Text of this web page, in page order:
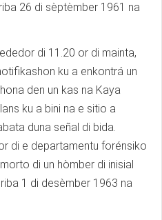
26 di sèptèmber 1961 na
di 11.20 or di mainta,
ku a enkontrá un
den un kas na Kaya
ku a bini na e sitio a
duna señal di bida.
di e departamentu forénsiko
di un hòmber di inisial
1 di desèmber 1963 na